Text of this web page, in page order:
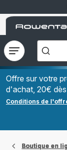
Ouvrir
le
menu
recherchez-
vous
à
Cheveux"]
Offre sur votre
d'achat, 20€
Conditions de
Boutique en